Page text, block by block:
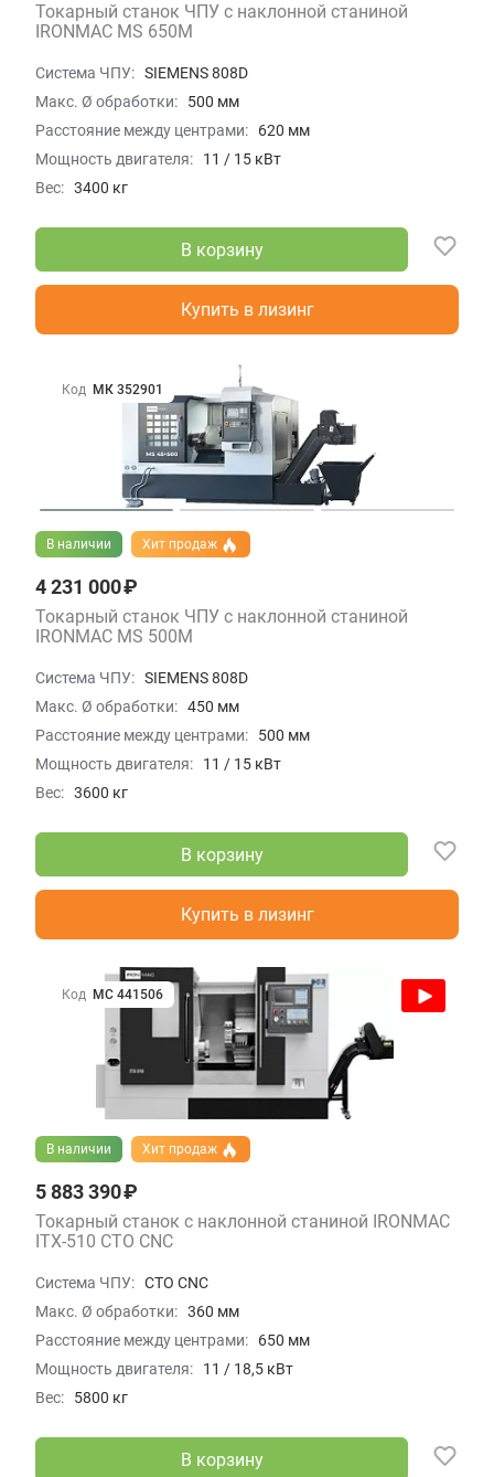
Токарный станок ЧПУ с наклонной станиной
IRONMAC MS 650M
Система ЧПУ: SIEMENS 808D
Макс. Ø обработки:
500 мм
Расстояние между центрами:
620 мм
Мощность двигателя:
11 / 15 кВт
Вес: 3400 кг
В корзину
Купить в лизинг
В наличии Хит продаж
4 231 000 ₽
Токарный станок ЧПУ с наклонной станиной
IRONMAC MS 500M
Система ЧПУ: SIEMENS 808D
Макс. Ø обработки: 450 мм
Расстояние между центрами:
500 мм
Мощность двигателя:
11 / 15 кВт
Вес: 3600 кг
В корзину
Купить в лизинг
Код МК 352901
В наличии Хит продаж
5 883 390 ₽
Токарный станок с наклонной станиной IRONMAC
ITX-510 CTO CNC
Система ЧПУ: CTO CNC
Макс. Ø обработки: 360 мм
Расстояние между центрами:
650 мм
Мощность двигателя:
11 / 18,5 кВт
Вес:
5800 кг
В корзину
Код МС 441506